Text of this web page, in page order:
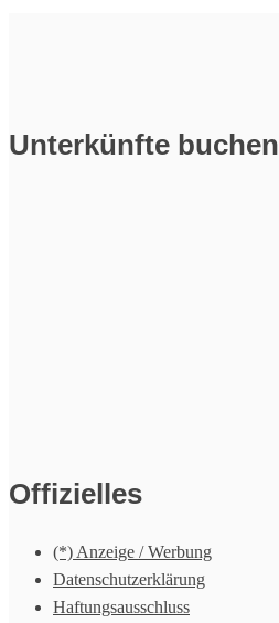
Unterkünfte buchen
Offizielles
(*) Anzeige / Werbung
Datenschutzerklärung
Haftungsausschluss